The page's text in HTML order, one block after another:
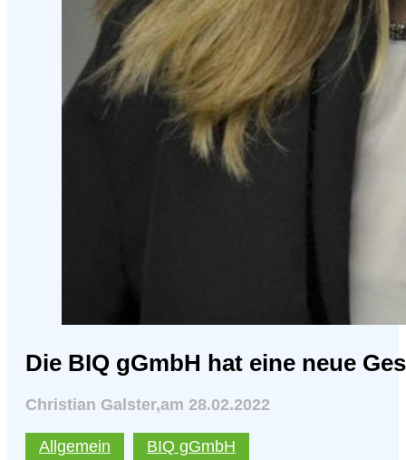
Die BIQ gGmbH hat eine neue
Christian Galster,am 28.02.2022
Allgemein BIQ gGmbH